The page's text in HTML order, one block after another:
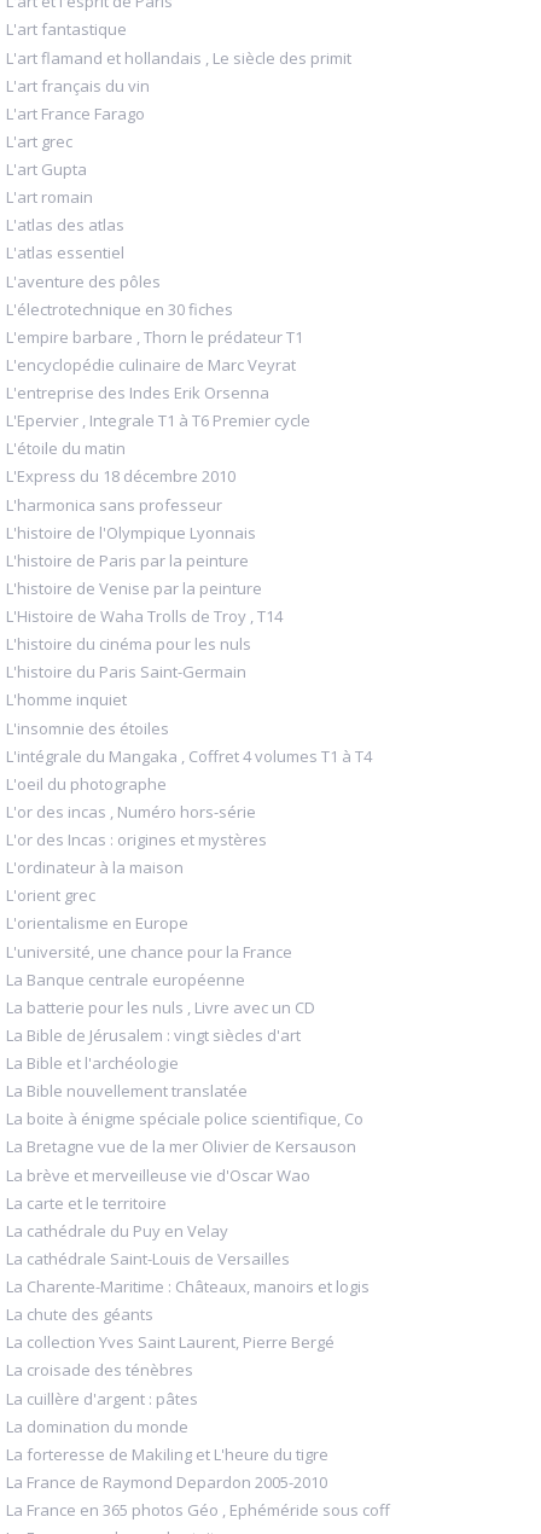
L'art fantastique
L'art flamand et hollandais , Le siècle des primit
L'art français du vin
L'art France Farago
L'art grec
L'art Gupta
L'art romain
L'atlas des atlas
L'atlas essentiel
L'aventure des pôles
L'électrotechnique en 30 fiches
L'empire barbare , Thorn le prédateur T1
L'encyclopédie culinaire de Marc Veyrat
L'entreprise des Indes Erik Orsenna
L'Epervier , Integrale T1 à T6 Premier cycle
L'étoile du matin
L'Express du 18 décembre 2010
L'harmonica sans professeur
L'histoire de l'Olympique Lyonnais
L'histoire de Paris par la peinture
L'histoire de Venise par la peinture
L'Histoire de Waha Trolls de Troy , T14
L'histoire du cinéma pour les nuls
L'histoire du Paris Saint-Germain
L'homme inquiet
L'insomnie des étoiles
L'intégrale du Mangaka , Coffret 4 volumes T1 à T4
L'oeil du photographe
L'or des incas , Numéro hors-série
L'or des Incas : origines et mystères
L'ordinateur à la maison
L'orient grec
L'orientalisme en Europe
L'université, une chance pour la France
La Banque centrale européenne
La batterie pour les nuls , Livre avec un CD
La Bible de Jérusalem : vingt siècles d'art
La Bible et l'archéologie
La Bible nouvellement translatée
La boite à énigme spéciale police scientifique, Co
La Bretagne vue de la mer Olivier de Kersauson
La brève et merveilleuse vie d'Oscar Wao
La carte et le territoire
La cathédrale du Puy en Velay
La cathédrale Saint-Louis de Versailles
La Charente-Maritime : Châteaux, manoirs et logis
La chute des géants
La collection Yves Saint Laurent, Pierre Bergé
La croisade des ténèbres
La cuillère d'argent : pâtes
La domination du monde
La forteresse de Makiling et L'heure du tigre
La France de Raymond Depardon 2005-2010
La France en 365 photos Géo , Ephéméride sous coff